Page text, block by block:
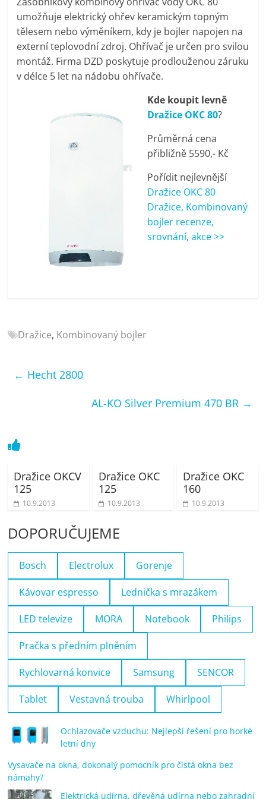
pračky,
televize,
notebooky,
mobilní
telefony,
elektronika
pračky,
mobilní
umožňuje elektrický ohřev keramickým topným
tělesem nebo výměníkem, kdy je bojler napojen na
externí teplovodní zdroj. Ohřívač je určen pro svilou
montáž. Firma DZD poskytuje prodlouženou záruku
v délce 5 let na nádobu ohřívače.
Kde koupit levně
Dražice OKC 80?
Průměrná cena
přibližně 5590,- Kč
Pořídit nejlevnější
Dražice OKC 80
Dražice, Kombinovaný
bojler recenze,
srovnání, akce >>
Dražice, Kombinovaný bojler
← Hecht 2800
AL-KO Silver Premium 470 BR →
Dražice OKCV
125
10.9.2013
Dražice OKC
125
10.9.2013
Dražice OKC
160
10.9.2013
DOPORUČUJEME
Bosch Electrolux Gorenje
Kávovar espresso Lednička s mrazákem
LED televize MORA Notebook Philips
Pračka s předním plněním
Rychlovarná konvice Samsung SENCOR
Tablet Vestavná trouba Whirlpool
Ochlazovače vzduchu: Nejlepší řešení pro horké
letní dny
Vysavače na okna, dokonalý pomocník pro čistá okna bez
námahy?
Elektrická udírna, dřevěná udírna nebo zahradní